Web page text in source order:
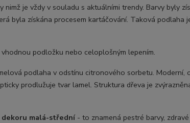
nimž je vždy v souladu s aktuálními trendy. Barvy byly
byla získána procesem kartáčování. Taková podlaha
podložku nebo celoplošným lepením.
podlaha v odstínu citronového sorbetu. Moderní,
prodlužuje tvar lamel. Struktura dřeva je
malá-střední - to znamená pestré barvy,